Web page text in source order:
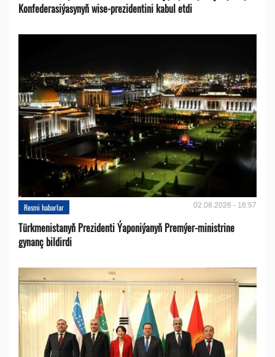
Konfederasiýasynyň wise-prezidentini kabul etdi
Resmi habarlar 02.08.2026 - 16:57
Türkmenistanyň Prezidenti Ýaponiýanyň Premýer-ministrine
gynanç bildirdi